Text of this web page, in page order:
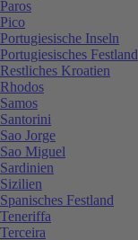
Paros
Pico
Portugiesische Inseln
Portugiesisches Festland
Restliches Kroatien
Rhodos
Samos
Santorini
Sao Jorge
Sao Miguel
Sardinien
Sizilien
Spanisches Festland
Teneriffa
Terceira